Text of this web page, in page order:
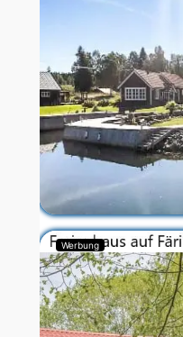
Werbung